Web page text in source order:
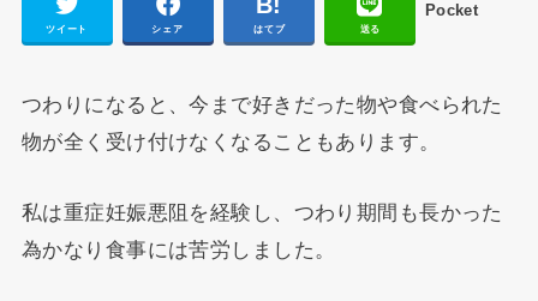
ツイート シェア はてブ 送る
Pocket
つわりになると、今まで好きだった物や食べられた
物が全く受け付けなくなることもあります。
私は重症妊娠悪阻を経験し、つわり期間も長かった
為かなり食事には苦労しました。